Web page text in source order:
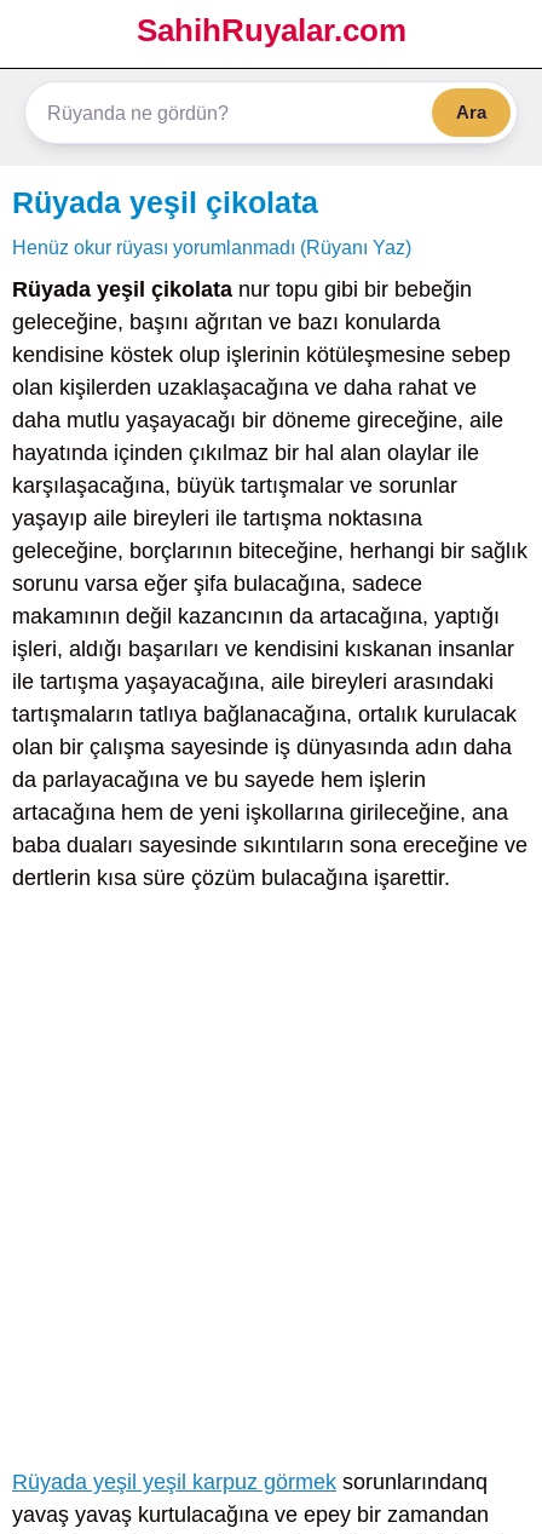
SahihRuyalar.com
Ara
Rüyada yeşil çikolata
Henüz okur rüyası yorumlanmadı (Rüyanı Yaz)
Rüyada yeşil çikolata nur topu gibi bir bebeğin
geleceğine, başını ağrıtan ve bazı konularda
kendisine köstek olup işlerinin kötüleşmesine sebep
olan kişilerden uzaklaşacağına ve daha rahat ve
daha mutlu yaşayacağı bir döneme gireceğine, aile
hayatında içinden çıkılmaz bir hal alan olaylar ile
karşılaşacağına, büyük tartışmalar ve sorunlar
yaşayıp aile bireyleri ile tartışma noktasına
geleceğine, borçlarının biteceğine, herhangi bir sağlık
sorunu varsa eğer şifa bulacağına, sadece
makamının değil kazancının da artacağına, yaptığı
işleri, aldığı başarıları ve kendisini kıskanan insanlar
ile tartışma yaşayacağına, aile bireyleri arasındaki
tartışmaların tatlıya bağlanacağına, ortalık kurulacak
olan bir çalışma sayesinde iş dünyasında adın daha
da parlayacağına ve bu sayede hem işlerin
artacağına hem de yeni işkollarına girileceğine, ana
baba duaları sayesinde sıkıntıların sona ereceğine ve
dertlerin kısa süre çözüm bulacağına işarettir.
Rüyada yeşil yeşil karpuz görmek sorunlarındanq
yavaş yavaş kurtulacağına ve epey bir zamandan